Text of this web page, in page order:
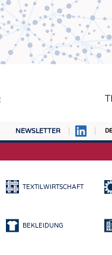
NEWSLETTER DE
FASERN
GEWEBE
TEXTILWIRTSCHAFT
BEKLEIDUNG